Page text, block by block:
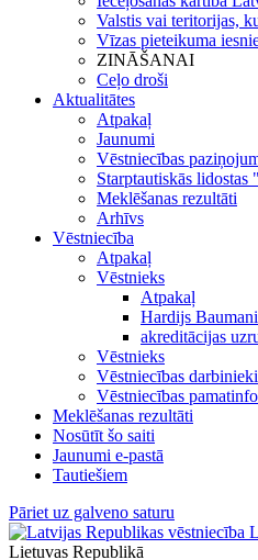
Valstis vai teritorijas,
Vīzas pieteikuma
ZINĀŠANAI
Ceļo droši
Aktualitātes
Atpakaļ
Jaunumi
Vēstniecības
Starptautiskās
Meklēšanas rezultāti
Arhīvs
Vēstniecība
Atpakaļ
Vēstnieks
Atpakaļ
Hardijs
akreditācijas
Vēstnieks
Vēstniecības darbinieki
Vēstniecības
Meklēšanas rezultāti
Nosūtīt šo saiti
Jaunumi e-pastā
Tautiešiem
Pāriet uz galveno saturu
Lietuvas Republikā